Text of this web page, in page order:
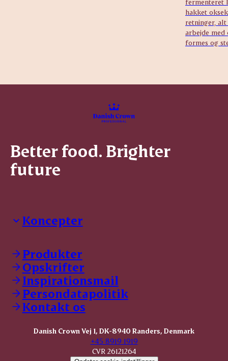
hakket
retninger, alt
arbejde med
formes og
Better food. Brighter
future
Koncepter
Dyrbar
GØL
Tulip
Friland
Dansk Kødkvæg
STOLT
Dansk Kalv
KOMBI Hak
Produkter
Opskrifter
Inspirationsmail
Persondatapolitik
Kontakt os
Danish Crown Vej 1, DK-8940 Randers, Denmark
+45 8919 1919
CVR 26121264